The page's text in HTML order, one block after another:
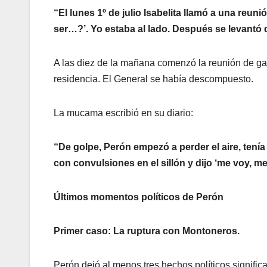
“El lunes 1º de julio Isabelita llamó a una
ser…?’. Yo estaba al lado. Después se levantó
A las diez de la mañana comenzó la reunión de
residencia. El General se había descompuesto.
La mucama escribió en su diario:
“De golpe, Perón empezó a perder el aire,
con convulsiones en el sillón y dijo ‘me voy,
Últimos momentos políticos de Perón
Primer caso: La ruptura con Montoneros.
Perón dejó al menos tres hechos políticos